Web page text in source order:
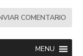
MENU